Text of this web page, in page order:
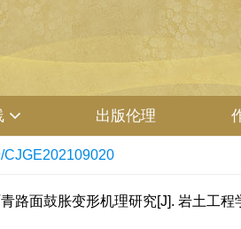
出版伦理
CJGE202109020
路面鼓胀变形机理研究[J]. 岩土工程